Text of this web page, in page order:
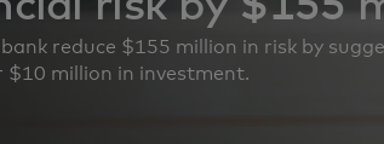
reduce $155 million in risk by
million in investment.